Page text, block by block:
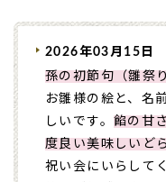
2026年03月15日
孫の初節句（雛祭
お雛様の絵と、名
しいです。 餡の甘
度良い美味しいど
祝い会にいらして